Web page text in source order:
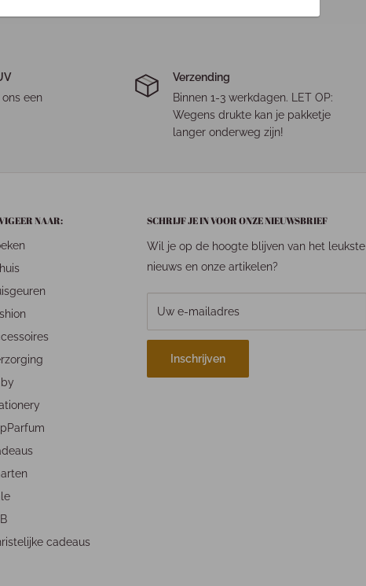
een
Verzending
Binnen 1-3 werkdagen. LET OP:
Wegens drukte kan je pakketje
langer onderweg zijn!
NAAR:
cadeaus
SCHRIJF JE IN VOOR ONZE NIEUWSBRIEF
Wil je op de hoogte blijven van het leukste
nieuws en onze artikelen?
Uw e-mailadres
Inschrijven